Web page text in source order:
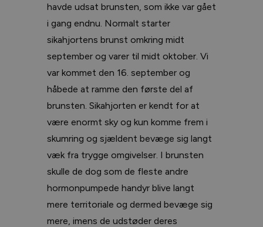
havde udsat brunsten, som ikke var gået
i gang endnu. Normalt starter
sikahjortens brunst omkring midt
september og varer til midt oktober. Vi
var kommet den 16. september og
håbede at ramme den første del af
brunsten. Sikahjorten er kendt for at
være enormt sky og kun komme frem i
skumring og sjældent bevæge sig langt
væk fra trygge omgivelser. I brunsten
skulle de dog som de fleste andre
hormonpumpede handyr blive langt
mere territoriale og dermed bevæge sig
mere, imens de udstøder deres